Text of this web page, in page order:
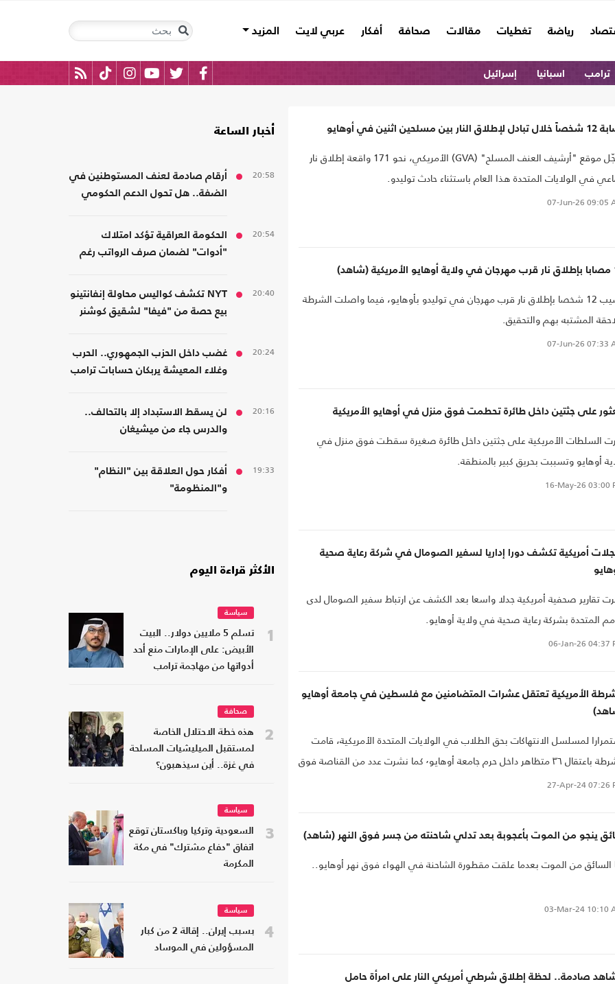
رياضة تغطيات مقالات صحافة أفكار عربي لايت المزيد
ترامب اسبانيا إسرائيل
لإطلاق النار بين مسلحين اثنين في أوهايو
سجّل موقع "أرشيف العنف المسلح" (GVA) الأمريكي، نحو 171 واقعة إطلاق نار
في الولايات المتحدة هذا العام باستثناء حادث توليدو.
07-Jun-26 09:05
أصيب 12 شخصا بإطلاق نار قرب مهرجان في توليدو بأوهايو، فيما واصلت الشرطة
المشتبه بهم والتحقيق.
07-Jun-26 07:33
على جثتين داخل طائرة تحطمت فوق منزل في أوهايو الأمريكية
السلطات الأمريكية على جثتين داخل طائرة صغيرة سقطت فوق منزل في
أوهايو وتسببت بحريق كبير بالمنطقة.
16-May-26 03:00
أمريكية تكشف دورا إداريا لسفير الصومال في شركة رعاية صحية
تقارير صحفية أمريكية جدلا واسعا بعد الكشف عن ارتباط سفير الصومال لدى
المتحدة بشركة رعاية صحية في ولاية أوهايو.
06-Jan-26 04:37
الأمريكية تعتقل عشرات المتضامنين مع فلسطين في جامعة أوهايو
لمسلسل الانتهاكات بحق الطلاب في الولايات المتحدة الأمريكية، قامت
الشرطة باعتقال ٣٦ متظاهر داخل حرم جامعة أوهايو٬ كما نشرت عدد من القناصة فوق
مباني الجامعة
27-Apr-2407:26
ينجو من الموت بأعجوبة بعد تدلي شاحنته من جسر فوق النهر (شاهد)
السائق من الموت بعدما علقت مقطورة الشاحنة في الهواء فوق نهر أوهايو..
03-Mar-24 10:10
صادمة.. لحظة إطلاق شرطي أمريكي النار على امرأة حامل
أخبار الساعة
20:58
أرقام صادمة لعنف المستوطنين في
الضفة.. هل تحول الدعم الحكومي
20:54
الحكومة العراقية تؤكد امتلاك
"أدوات" لضمان صرف الرواتب رغم
20:40
NYT تكشف كواليس محاولة إنفانتينو
بيع حصة من "فيفا" لشقيق كوشنر
20:24
غضب داخل الحزب الجمهوري.. الحرب
وغلاء المعيشة يربكان حسابات ترامب
20:16
لن يسقط الاستبداد إلا بالتحالف..
والدرس جاء من ميشيغان
19:33
أفكار حول العلاقة بين "النظام"
و"المنظومة"
الأكثر قراءة اليوم
1
سياسة
تسلم 5 ملايين دولار.. البيت
الأبيض: على الإمارات منع أحد
أدواتها من مهاجمة ترامب
2
صحافة
هذه خطة الاحتلال الخاصة
لمستقبل الميليشيات المسلحة
في غزة.. أين سيذهبون؟
3
سياسة
السعودية وتركيا وباكستان توقع
اتفاق "دفاع مشترك" في مكة
المكرمة
4
سياسة
بسبب إيران.. إقالة 2 من كبار
المسؤولين في الموساد